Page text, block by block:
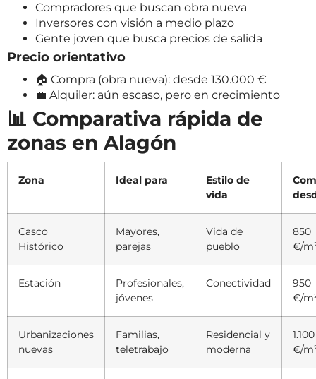
Compradores que buscan obra nueva
Inversores con visión a medio plazo
Gente joven que busca precios de salida
Precio orientativo
🏠 Compra (obra nueva): desde 130.000 €
💼 Alquiler: aún escaso, pero en crecimiento
📊 Comparativa rápida de
zonas en Alagón
Zona Ideal para
Estilo de
vida
Casco
Histórico
Mayores,
parejas
Vida de
pueblo
850
€/
Estación
Profesionales,
jóvenes
Conectividad
950
€/
Urbanizaciones
nuevas
Familias,
teletrabajo
Residencial y
moderna
1.100
€/